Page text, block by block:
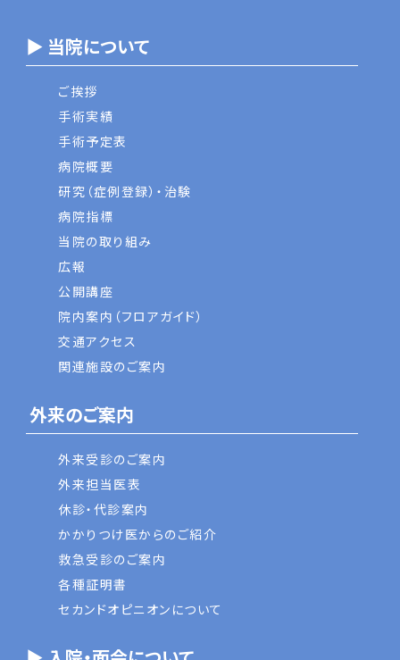
▶ 当院について
ご挨拶
手術実績
手術予定表
病院概要
研究（症例登録）・治験
病院指標
当院の取り組み
広報
公開講座
院内案内（フロアガイド）
交通アクセス
関連施設のご案内
外来のご案内
外来受診のご案内
外来担当医表
休診・代診案内
かかりつけ医からのご紹介
救急受診のご案内
各種証明書
セカンドオピニオンについて